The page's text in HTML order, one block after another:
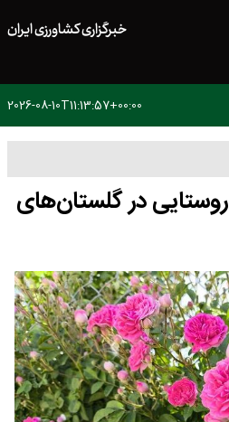
خبرگزاری کشاورزی ایران
2026-08-10T11:13:57+00:00
اشتغال فصلی 100 روستایی در گلستان‌های